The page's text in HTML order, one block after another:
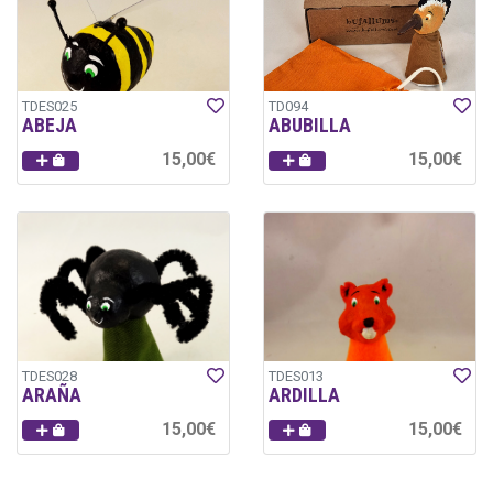
TDES025
ABEJA
15,00€
TD094
ABUBILLA
15,00€
TDES028
ARAÑA
15,00€
TDES013
ARDILLA
15,00€